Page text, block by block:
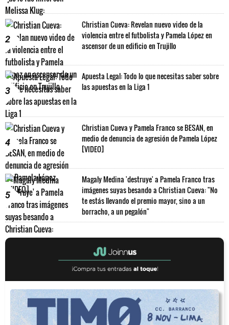
2
Christian Cueva: Revelan nuevo video de la
violencia entre el futbolista y Pamela López en
ascensor de un edificio en Trujillo
3
Apuesta Legal: Todo lo que necesitas saber sobre
las apuestas en la Liga 1
4
Christian Cueva y Pamela Franco se BESAN, en
medio de denuncia de agresión de Pamela López
[VIDEO]
5
Magaly Medina 'destruye' a Pamela Franco tras
imágenes suyas besando a Christian Cueva: "No
te estás llevando el premio mayor, sino a un
borracho, a un pegalón"